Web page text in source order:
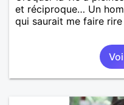
et réciproque… Un
qui saurait me faire